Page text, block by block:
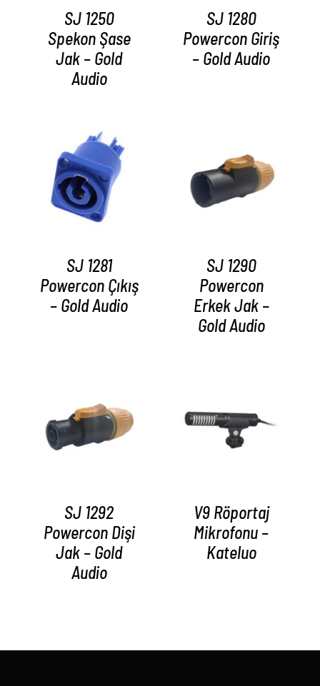
SJ 1250
Spekon Şase
Jak – Gold
Audio
SJ 1280
Powercon Giriş
– Gold Audio
AYRINTILAR
SJ 1281
Powercon Çıkış
– Gold Audio
AYRINTILAR
SJ 1290
Powercon
Erkek Jak –
Gold Audio
AYRINTILAR
SJ 1292
Powercon Dişi
Jak – Gold
Audio
AYRINTILAR
V9 Röportaj
Mikrofonu –
Kateluo